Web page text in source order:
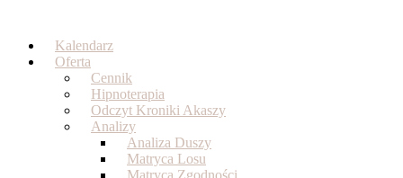
content
Kalendarz
Oferta
Cennik
Hipnoterapia
Odczyt Kroniki Akaszy
Analizy
Analiza Duszy
Matryca Losu
Matryca Zgodności